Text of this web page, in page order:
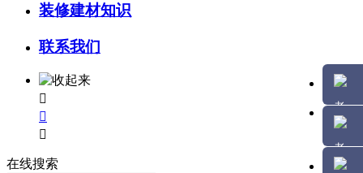
装修建材知识
联系我们



在线搜索